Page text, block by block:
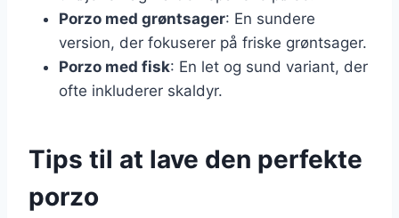
Porzo med grøntsager: En sundere
version, der fokuserer på friske grøntsager.
Porzo med fisk: En let og sund variant, der
ofte inkluderer skaldyr.
Tips til at lave den perfekte
porzo